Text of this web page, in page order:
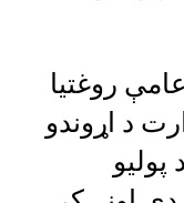
روغتیا
د اړوندو
پولیو